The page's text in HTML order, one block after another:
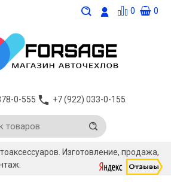
0 0
0-555 +7 (922) 033-0-155
Изготовление, продажа,